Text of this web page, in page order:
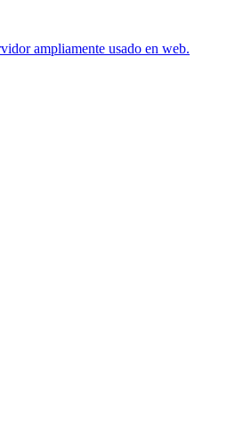
ampliamente usado en web.